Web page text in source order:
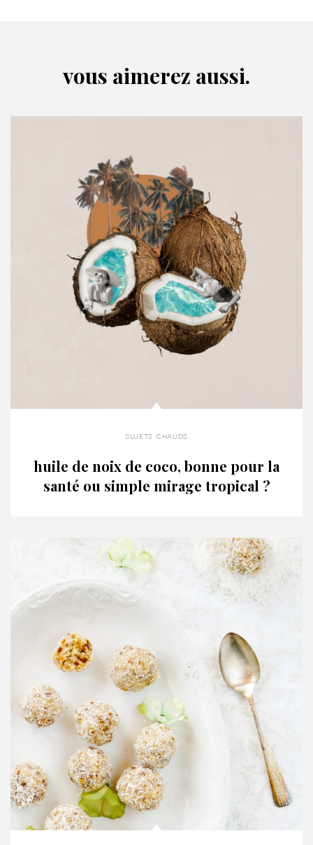
vous aimerez aussi.
sujets chauds
huile de noix de coco, bonne pour la
santé ou simple mirage tropical ?